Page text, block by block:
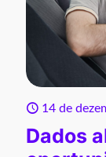
14 de
Dados